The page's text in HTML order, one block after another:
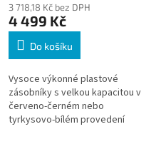
3 718,18 Kč bez DPH
4 499 Kč
Do košíku
Vysoce výkonné plastové
zásobníky s velkou kapacitou v
červeno-černém nebo
tyrkysovo-bílém provedení